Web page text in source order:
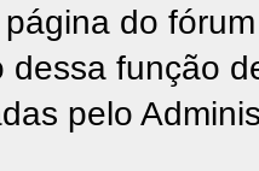
do
dessa função
pelo